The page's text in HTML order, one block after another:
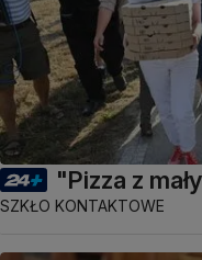
"Pizza z
SZKŁO KONTAKTOWE